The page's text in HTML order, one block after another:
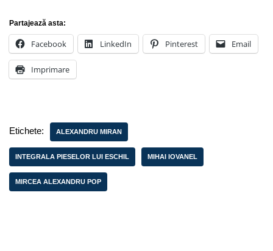
Partajează asta:
Facebook LinkedIn Pinterest Email
Imprimare
Etichete: ALEXANDRU MIRAN
INTEGRALA PIESELOR LUI ESCHIL MIHAI IOVANEL
MIRCEA ALEXANDRU POP